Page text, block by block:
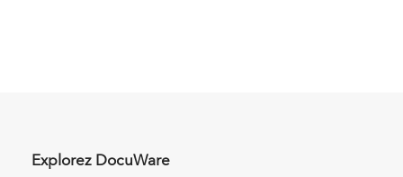
Explorez DocuWare